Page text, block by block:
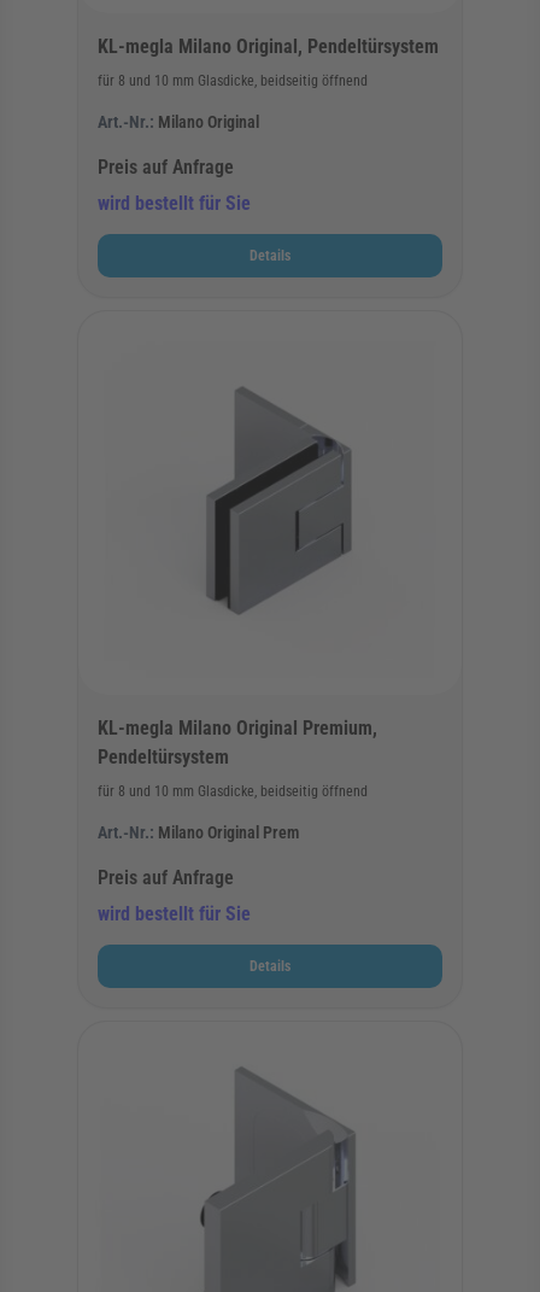
KL-megla Milano Original, Pendeltürsystem
für 8 und 10 mm Glasdicke, beidseitig öffnend
Art.-Nr.: Milano Original
Preis auf Anfrage
wird bestellt für Sie
Details
KL-megla Milano Original Premium,
Pendeltürsystem
für 8 und 10 mm Glasdicke, beidseitig öffnend
Art.-Nr.: Milano Original Prem
Preis auf Anfrage
wird bestellt für Sie
Details